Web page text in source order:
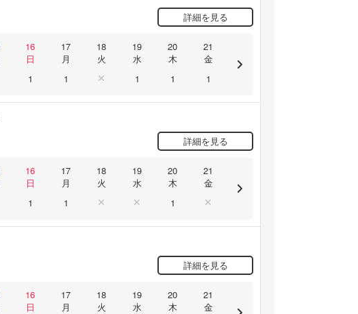
詳細を見る
16
日
17
月
18
火
19
水
20
木
21
金
1 1 1 1 1
詳細を見る
16
日
17
月
18
火
19
水
20
木
21
金
1 1 1
詳細を見る
16
日
17
月
18
火
19
水
20
木
21
金